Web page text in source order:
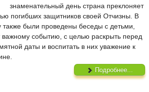
знаменательный день страна преклоняет
погибших защитников своей Отчизны. В
были проведены беседы с детьми,
событию, с целью раскрыть перед
даты и воспитать в них уважение к
Подробнее...